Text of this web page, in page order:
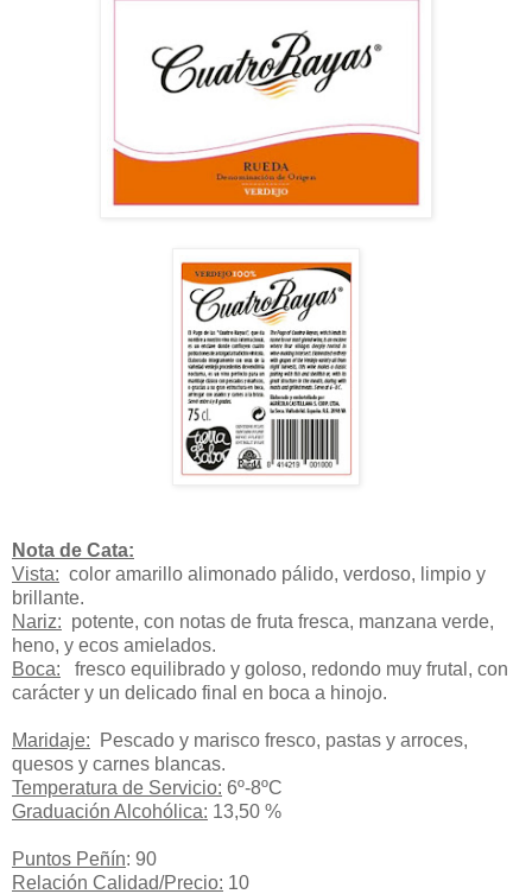
Nota de Cata:
Vista: color amarillo alimonado pálido, verdoso, limpio y
brillante.
Nariz: potente, con notas de fruta fresca, manzana verde,
heno, y ecos amielados.
Boca: fresco equilibrado y goloso, redondo muy frutal, con
carácter y un delicado final en boca a hinojo.
Maridaje: Pescado y marisco fresco, pastas y arroces,
quesos y carnes blancas.
Temperatura de Servicio: 6º-8ºC
Graduación Alcohólica: 13,50 %
Puntos Peñín: 90
Relación Calidad/Precio: 10